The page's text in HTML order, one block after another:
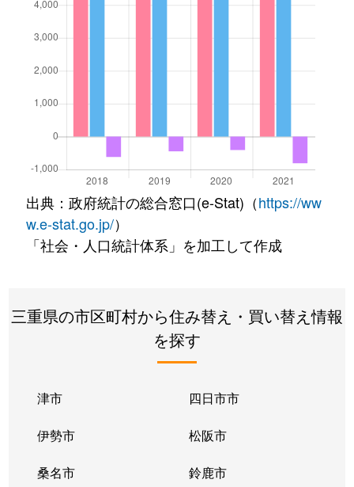
出典：政府統計の総合窓口(e-Stat)（https://ww
w.e-stat.go.jp/）
「社会・人口統計体系」を加工して作成
三重県の市区町村から住み替え・買い替え情報
を探す
津市 四日市市
伊勢市 松阪市
桑名市 鈴鹿市